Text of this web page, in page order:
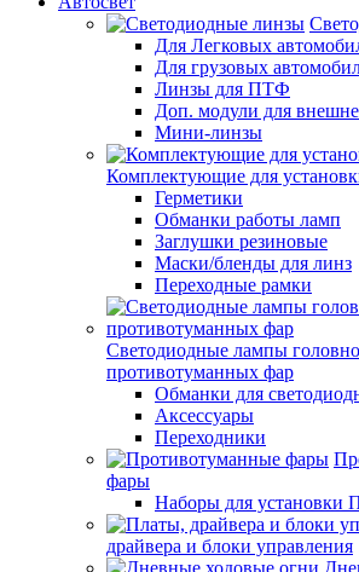
Для Легковых
Для грузовых
Линзы для ПТФ
Доп. модули для
Мини-линзы
Комплектующие для
Герметики
Обманки работы ламп
Заглушки резиновые
Маски/бленды для линз
Переходные рамки
Светодиодные лампы
противотуманных фар
Обманки для
Аксессуары
Переходники
фары
Наборы для установки
драйвера и блоки управления